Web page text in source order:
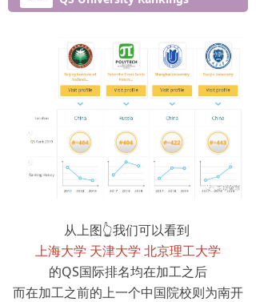
从上图👆我们可以看到
上海大学 天津大学 北京理工大学
的QS国际排名均在加工之后
而在加工之前的上一个中国院校则为南开